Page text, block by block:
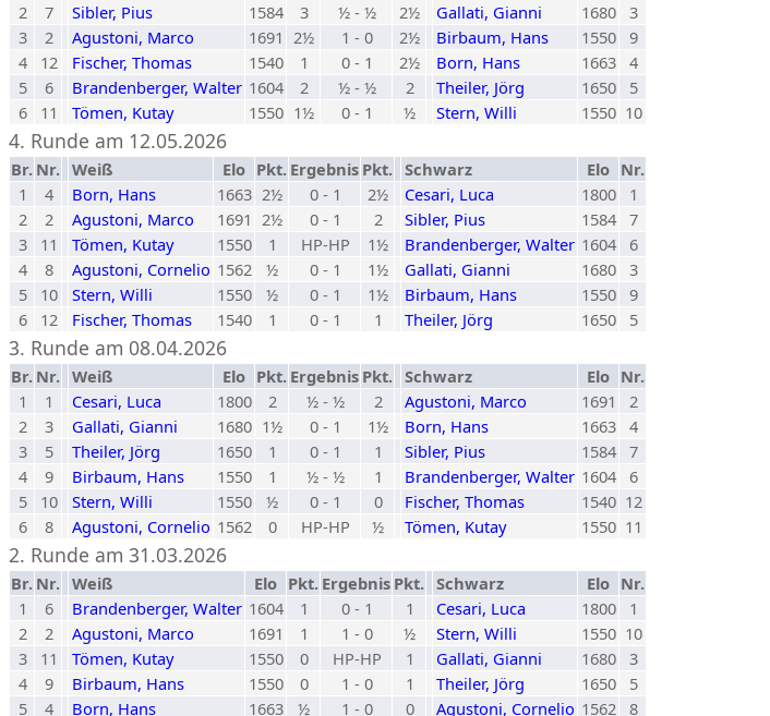
2
7 Sibler, Pius 1584 3 ½ - ½ 2½ Gallati, Gianni 1680 3
3
2 Agustoni, Marco 1691 2½ 1 - 0 2½ Birbaum, Hans 1550 9
4
12 Fischer, Thomas 1540 1 0 - 1 2½ Born, Hans 1663 4
5
6 Brandenberger, Walter 1604 2 ½ - ½ 2 Theiler, Jörg 1650
5
6
11 Tömen, Kutay 1550 1½ 0 - 1 ½ Stern, Willi 1550 10
4. Runde am 12.05.2026
Br. Nr. Weiß Elo Pkt. Ergebnis Pkt. Schwarz Elo Nr.
1
4 Born, Hans 1663 2½ 0 - 1 2½ Cesari, Luca 1800
1
2
2 Agustoni, Marco 1691 2½ 0 - 1 2 Sibler, Pius 1584 7
3
11 Tömen, Kutay 1550 1 HP-HP 1½ Brandenberger, Walter 1604
6
4
8 Agustoni, Cornelio 1562 ½ 0 - 1 1½ Gallati, Gianni 1680 3
5
10 Stern, Willi 1550 ½ 0 - 1 1½ Birbaum, Hans 1550 9
6
12 Fischer, Thomas 1540 1 0 - 1 1 Theiler, Jörg 1650 5
3. Runde am 08.04.2026
Br. Nr. Weiß Elo Pkt. Ergebnis Pkt. Schwarz Elo Nr.
1
1 Cesari, Luca 1800 2 ½ - ½ 2 Agustoni, Marco 1691
2
2
3 Gallati, Gianni 1680 1½ 0 - 1 1½ Born, Hans 1663 4
3
5 Theiler, Jörg 1650 1 0 - 1 1 Sibler, Pius 1584 7
4
9 Birbaum, Hans 1550 1 ½ - ½ 1 Brandenberger, Walter 1604 6
5
10 Stern, Willi 1550 ½ 0 - 1 0 Fischer, Thomas 1540 12
6
8 Agustoni, Cornelio 1562 0 HP-HP ½ Tömen, Kutay 1550 11
2. Runde am 31.03.2026
Br. Nr. Weiß Elo Pkt. Ergebnis Pkt. Schwarz Elo Nr.
1
6 Brandenberger, Walter 1604 1 0 - 1 1 Cesari, Luca 1800
1
2
2 Agustoni, Marco 1691 1 1 - 0 ½ Stern, Willi 1550 10
3
11 Tömen, Kutay 1550 0 HP-HP 1 Gallati, Gianni 1680 3
4
9 Birbaum, Hans 1550 0 1 - 0 1 Theiler, Jörg 1650
5
5
4 Born, Hans 1663 ½ 1 - 0 0 Agustoni, Cornelio 1562 8